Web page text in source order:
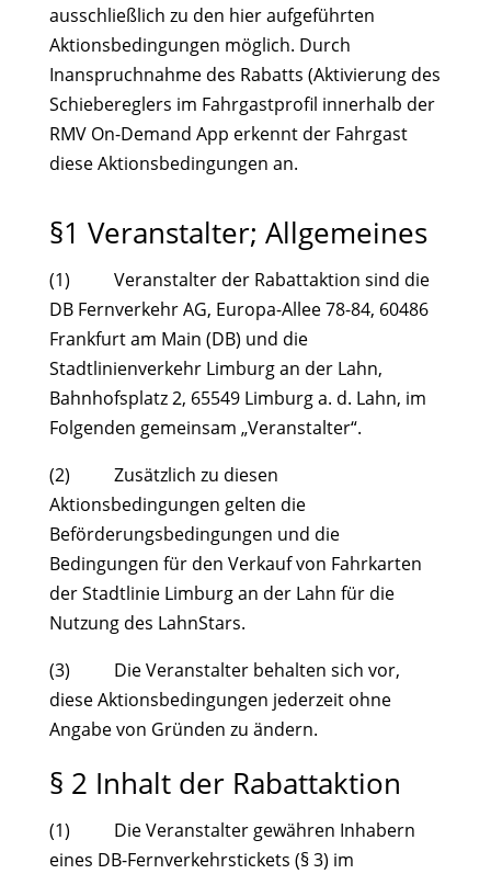
ausschließlich zu den hier aufgeführten
Aktionsbedingungen möglich. Durch
Inanspruchnahme des Rabatts (Aktivierung des
Schiebereglers im Fahrgastprofil innerhalb der
RMV On-Demand App erkennt der Fahrgast
diese Aktionsbedingungen an.
§1 Veranstalter; Allgemeines
(1) Veranstalter der Rabattaktion sind die
DB Fernverkehr AG, Europa-Allee 78-84, 60486
Frankfurt am Main (DB) und die
Stadtlinienverkehr Limburg an der Lahn,
Bahnhofsplatz 2, 65549 Limburg a. d. Lahn, im
Folgenden gemeinsam „Veranstalter“.
(2) Zusätzlich zu diesen
Aktionsbedingungen gelten die
Beförderungsbedingungen und die
Bedingungen für den Verkauf von Fahrkarten
der Stadtlinie Limburg an der Lahn für die
Nutzung des LahnStars.
(3) Die Veranstalter behalten sich vor,
diese Aktionsbedingungen jederzeit ohne
Angabe von Gründen zu ändern.
§ 2 Inhalt der Rabattaktion
(1) Die Veranstalter gewähren Inhabern
eines DB-Fernverkehrstickets (§ 3) im